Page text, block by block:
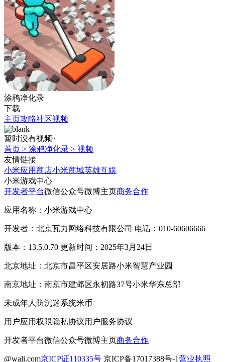
涂鸦净化录
下载
主页攻略社区视频
暂时没有视频~
首页 > 涂鸦净化录 > 视频
友情链接
小米应用商店小米商城英雄互娱
小米游戏中心
开发者平台微信公众号微博主页商务合作
应用名称：小米游戏中心
开发者：北京瓦力网络科技有限公司 电话：010-60606666
版本：13.5.0.70 更新时间：2025年3月24日
北京地址：北京市昌平区安居路小米智慧产业园
南京地址：南京市建邺区永初路37号小米华东总部
未成年人防沉迷系统米币
用户应用权限隐私协议用户服务协议
开发者平台微信公众号微博主页商务合作
@wali.com京ICP证110335号 京ICP备17017388号-1营业执照